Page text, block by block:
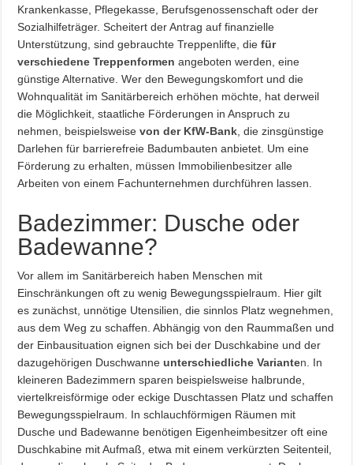
Krankenkasse, Pflegekasse, Berufsgenossenschaft oder der
Sozialhilfeträger. Scheitert der Antrag auf finanzielle
Unterstützung, sind gebrauchte Treppenlifte, die für
verschiedene Treppenformen angeboten werden, eine
günstige Alternative. Wer den Bewegungskomfort und die
Wohnqualität im Sanitärbereich erhöhen möchte, hat derweil
die Möglichkeit, staatliche Förderungen in Anspruch zu
nehmen, beispielsweise von der KfW-Bank, die zinsgünstige
Darlehen für barrierefreie Badumbauten anbietet. Um eine
Förderung zu erhalten, müssen Immobilienbesitzer alle
Arbeiten von einem Fachunternehmen durchführen lassen.
Badezimmer: Dusche oder
Badewanne?
Vor allem im Sanitärbereich haben Menschen mit
Einschränkungen oft zu wenig Bewegungsspielraum. Hier gilt
es zunächst, unnötige Utensilien, die sinnlos Platz wegnehmen,
aus dem Weg zu schaffen. Abhängig von den Raummaßen und
der Einbausituation eignen sich bei der Duschkabine und der
dazugehörigen Duschwanneunterschiedliche Varianten. In
kleineren Badezimmern sparen beispielsweise halbrunde,
viertelkreisförmige oder eckige Duschtassen Platz und schaffen
Bewegungsspielraum. In schlauchförmigen Räumen mit
Dusche und Badewanne benötigen Eigenheimbesitzer oft eine
Duschkabine mit Aufmaß, etwa mit einem verkürzten Seitenteil,